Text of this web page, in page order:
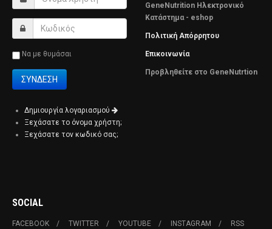
Να με θυμάσαι
Δημιουργία λογαριασμού
Ξεχάσατε το όνομα χρήστη;
Ξεχάσατε τον κωδικό σας;
GeneNutrition Ηλεκτρονικό
Κατάστημα - eshop
Πολιτική Απόρρητου
Επικοινωνία
Προβληθείτε στο GeneNutrtion
SOCIAL
FACEBOOK TWITTER YOUTUBE INSTAGRAM RSS